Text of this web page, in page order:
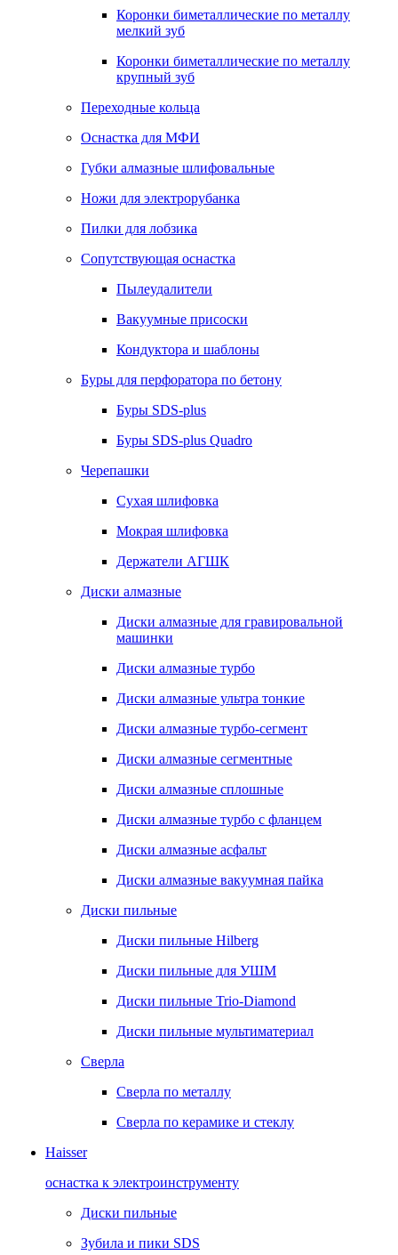
Коронки биметаллические по металлу
мелкий зуб
Коронки биметаллические по металлу
крупный зуб
Переходные кольца
Оснастка для МФИ
Губки алмазные шлифовальные
Ножи для электрорубанка
Пилки для лобзика
Сопутствующая оснастка
Пылеудалители
Вакуумные присоски
Кондуктора и шаблоны
Буры для перфоратора по бетону
Буры SDS-plus
Буры SDS-plus Quadro
Черепашки
Сухая шлифовка
Мокрая шлифовка
Держатели АГШК
Диски алмазные
Диски алмазные для гравировальной
машинки
Диски алмазные турбо
Диски алмазные ультра тонкие
Диски алмазные турбо-сегмент
Диски алмазные сегментные
Диски алмазные сплошные
Диски алмазные турбо с фланцем
Диски алмазные асфальт
Диски алмазные вакуумная пайка
Диски пильные
Диски пильные Hilberg
Диски пильные для УШМ
Диски пильные Trio-Diamond
Диски пильные мультиматериал
Сверла
Сверла по металлу
Сверла по керамике и стеклу
Haisser
оснастка к электроинструменту
Диски пильные
Зубила и пики SDS